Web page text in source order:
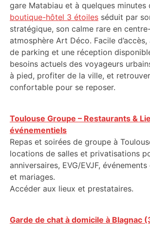
gare Matabiau et à quelques minutes
boutique-hôtel 3 étoiles séduit par
stratégique, son calme rare en
atmosphère Art Déco. Facile
de parking et une réception
besoins actuels des voyageurs
à pied, profiter de la ville, et
confortable pour se reposer.
Toulouse Groupe – Restaurants &
événementiels
Repas et soirées de groupe à
locations de salles et privatisations
anniversaires, EVG/EVJF, événements
et mariages.
Accéder aux lieux et prestataires.
Garde de chat à domicile à Blagnac